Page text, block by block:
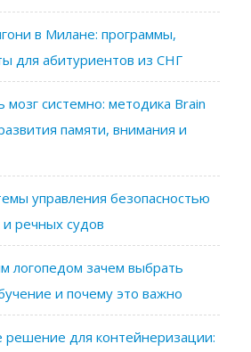
в Милане: программы,
для абитуриентов из СНГ
мозг системно: методика Brain
памяти, внимания и
управления безопасностью
речных судов
логопедом зачем выбрать
и почему это важно
для контейнеризации: